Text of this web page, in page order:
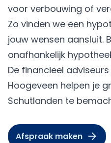
voor verbouwing of
Zo vinden we een
jouw wensen aansluit.
onafhankelijk
De financieel
Hoogeveen helpen je
Schutlanden te
Afspraak maken